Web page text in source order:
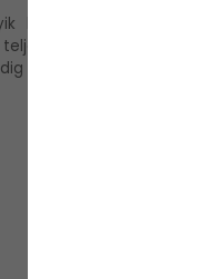
legexkluzívabb
egyedi, gyönyörű
ínyenc fogások várják a